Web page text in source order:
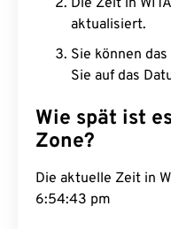
Die Zeit in
aktualisiert.
Sie können
Sie auf das
Wie spät ist
Zone?
Die aktuelle Zeit in
6:54:44 pm